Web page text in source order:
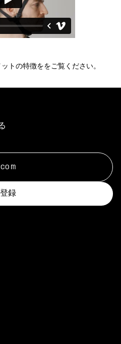
トの特徴ををご覧ください。
登録